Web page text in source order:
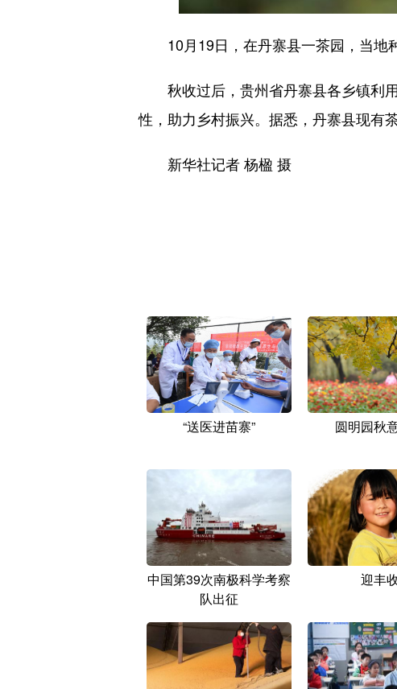
10月19日，在丹寨县一茶园，当地
秋收过后，贵州省丹寨县各乡镇利用
性，助力乡村振兴。据悉，丹寨县现有
新华社记者 杨楹 摄
“送医进苗寨” 圆明园秋
中国第39次南极科学考察
队出征
迎丰